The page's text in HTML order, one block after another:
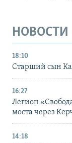
НОВОСТИ
18:10
Старший сын
16:27
Легион
моста через
14:18